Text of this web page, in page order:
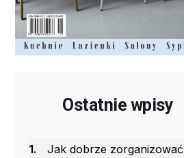
Ostatnie wpisy
1.
Jak dobrze zorganizować